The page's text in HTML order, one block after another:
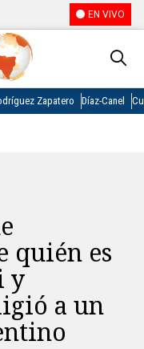
EN VIVO
Zapatero Díaz-Canel
quién es
y
a un